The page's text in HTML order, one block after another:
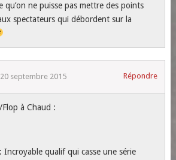
qu’on ne puisse pas mettre des points
spectateurs qui débordent sur la
20 septembre 2015 Répondre
à Chaud :
Incroyable qualif qui casse une série